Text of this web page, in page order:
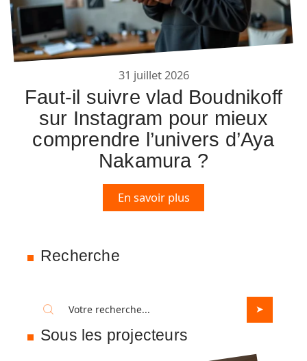
31 juillet 2026
Faut-il suivre vlad Boudnikoff
sur Instagram pour mieux
comprendre l’univers d’Aya
Nakamura ?
En savoir plus
Recherche
Sous les projecteurs